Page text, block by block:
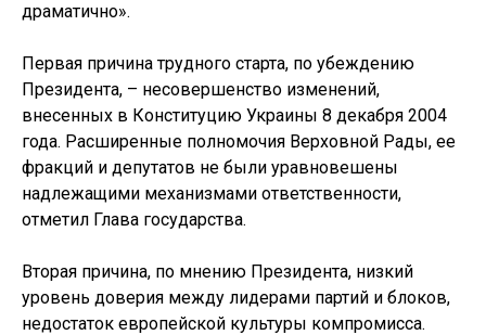
драматично».
Первая причина трудного старта, по убеждению
Президента, – несовершенство изменений,
внесенных в Конституцию Украины 8 декабря 2004
года. Расширенные полномочия Верховной Рады, ее
фракций и депутатов не были уравновешены
надлежащими механизмами ответственности,
отметил Глава государства.
Вторая причина, по мнению Президента, низкий
уровень доверия между лидерами партий и блоков,
недостаток европейской культуры компромисса.